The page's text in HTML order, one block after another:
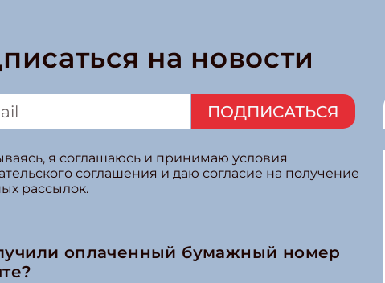
на новости
ПОДПИСАТЬСЯ
я соглашаюсь и принимаю условия
соглашения и даю согласие на получение
рассылок.
оплаченный бумажный номер